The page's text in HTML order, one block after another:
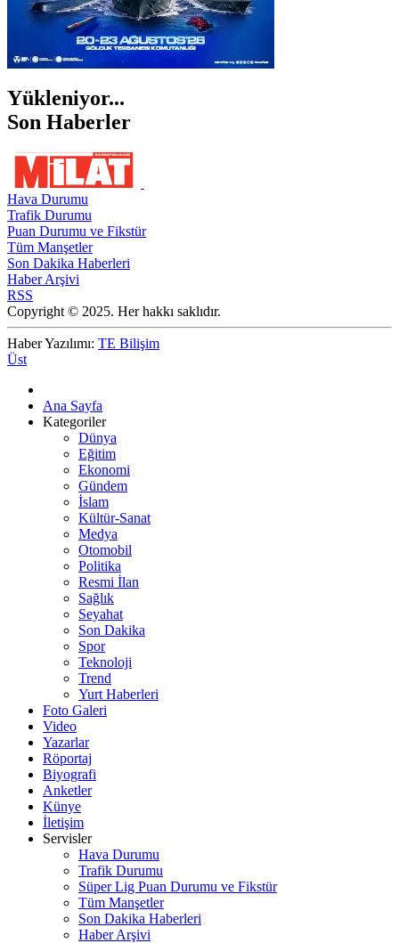
Yükleniyor...
Son Haberler
Hava Durumu
Trafik Durumu
Puan Durumu ve Fikstür
Tüm Manşetler
Son Dakika Haberleri
Haber Arşivi
RSS
Copyright © 2025. Her hakkı saklıdır.
Haber Yazılımı: TE Bilişim
Üst
Ana Sayfa
Kategoriler
Dünya
Eğitim
Ekonomi
Gündem
İslam
Kültür-Sanat
Medya
Otomobil
Politika
Resmi İlan
Sağlık
Seyahat
Son Dakika
Spor
Teknoloji
Trend
Yurt Haberleri
Foto Galeri
Video
Yazarlar
Röportaj
Biyografi
Anketler
Künye
İletişim
Servisler
Hava Durumu
Trafik Durumu
Süper Lig Puan Durumu ve Fikstür
Tüm Manşetler
Son Dakika Haberleri
Haber Arşivi